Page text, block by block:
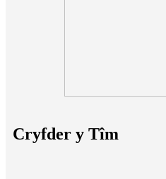
Cryfder y Tîm